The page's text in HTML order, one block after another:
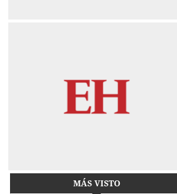
MÁS VISTO